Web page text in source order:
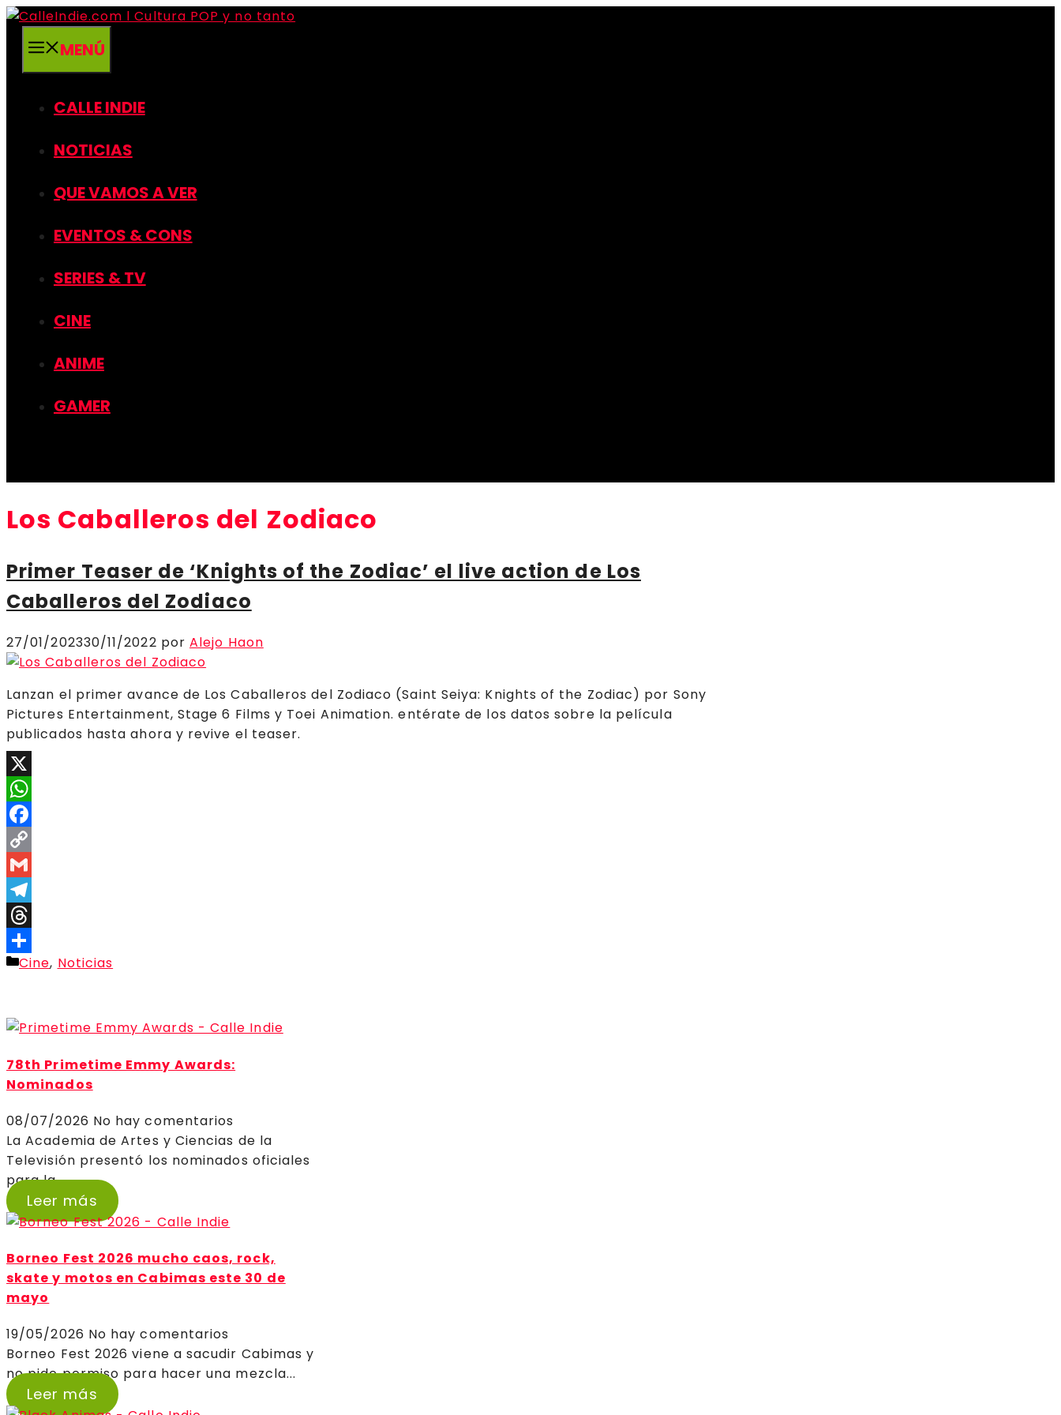
Saltar
contenidoMENÚ
CALLE INDIE
NOTICIAS
QUE VAMOS A VER
EVENTOS & CONS
SERIES & TV
CINE
ANIME
GAMER
Los Caballeros del Zodiaco
Primer Teaser de ‘Knights of the Zodiac’ el live action de Los
Caballeros del Zodiaco
27/01/202330/11/2022 porAlejo Haon
Lanzan el primer avance de Los Caballeros del Zodiaco (Saint Seiya: Knights of the Zodiac) por Sony
Pictures Entertainment, Stage 6 Films y Toei Animation. entérate de los datos sobre la película
publicados hasta ahora y revive el teaser.
X
WhatsApp
Facebook
Copy
Link
Gmail
Telegram
Threads
Compartir
Categorías
Cine, Noticias
78th Primetime Emmy Awards:
Nominados
08/07/2026 No hay comentarios
La Academia de Artes y Ciencias de la
Televisión presentó los nominados oficiales
para la...
Leer más
Borneo Fest 2026 mucho caos, rock,
skate y motos en Cabimas este 30 de
mayo
19/05/2026 No hay comentarios
Borneo Fest 2026 viene a sacudir Cabimas y
no pide permiso para hacer una mezcla...
Leer más